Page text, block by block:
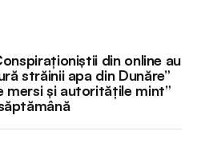
din online au
străinii apa din Dunăre”
mersi și autoritățile mint”